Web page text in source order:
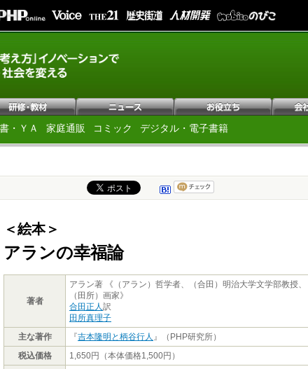
・ＹＡ 家庭通販 コミック デジタル・電子書籍
＜絵本＞
アランの幸福論
著者
アラン著 《（アラン）哲学者、（合田）明治大学文学部教授、
（田所）画家》
合田正人訳
田所真理子
主な著作
『吉本隆明と柄谷行人 』（PHP研究所）
税込価格
1,650円（本体価格1,500円）